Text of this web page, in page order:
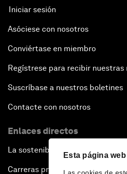
Esta página
Iniciar sesión
Asóciese con nosotros
Conviértase en miembro
Regístrese para recibir nuestras
Suscríbase a nuestros boletines
Contacte con nosotros
Enlaces directos
La sostenibilidad en el Foro
Carreras profesionales